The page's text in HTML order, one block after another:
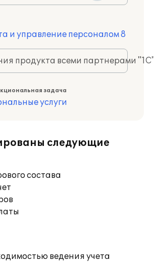
и управление персоналом 8
продукта всеми партнерами
задача
услуги
следующие
состава
ведения учета